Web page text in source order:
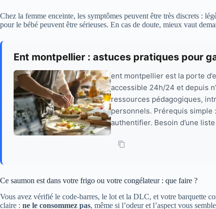
Chez la femme enceinte, les symptômes peuvent être très discrets :
pour le bébé peuvent être sérieuses. En cas de doute, mieux vaut
Ent montpellier : astuces pratiques pour
ent montpellier est la porte
accessible 24h/24 et depuis
ressources pédagogiques,
personnels. Prérequis simple
authentifier. Besoin d’une
Ce saumon est dans votre frigo ou votre congélateur : que faire ?
Vous avez vérifié le code-barres, le lot et la DLC, et votre barquette
claire : ne le consommez pas, même si l’odeur et l’aspect vous